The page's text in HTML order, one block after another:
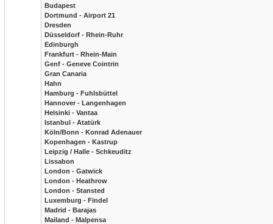
Budapest
Dortmund - Airport 21
Dresden
Düsseldorf - Rhein-Ruhr
Edinburgh
Frankfurt - Rhein-Main
Genf - Geneve Cointrin
Gran Canaria
Hahn
Hamburg - Fuhlsbüttel
Hannover - Langenhagen
Helsinki - Vantaa
Istanbul - Atatürk
Köln/Bonn - Konrad Adenauer
Kopenhagen - Kastrup
Leipzig / Halle - Schkeuditz
Lissabon
London - Gatwick
London - Heathrow
London - Stansted
Luxemburg - Findel
Madrid - Barajas
Mailand - Malpensa